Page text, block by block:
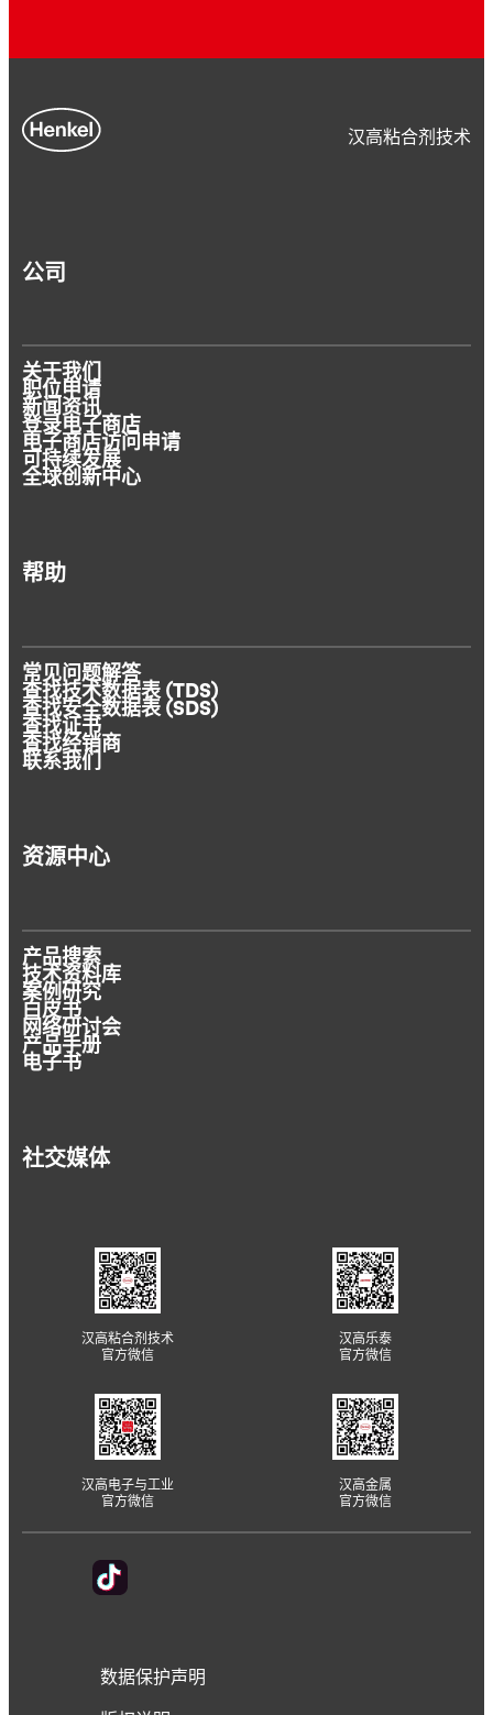
汉高粘合剂技术
公司
关于我们
职位申请
新闻资讯
登录电子商店
电子商店访问申请
可持续发展
全球创新中心
帮助
常见问题解答
查找技术数据表 (TDS)
查找安全数据表 (SDS)
查找证书
查找经销商
联系我们
资源中心
产品搜索
技术资料库
案例研究
白皮书
网络研讨会
产品手册
电子书
社交媒体
汉高粘合剂技术
官方微信
汉高乐泰
官方微信
汉高电子与工业
官方微信
汉高金属
官方微信
数据保护声明